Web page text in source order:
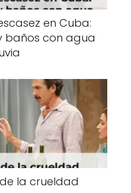
en Cuba:
baños con agua
la crueldad